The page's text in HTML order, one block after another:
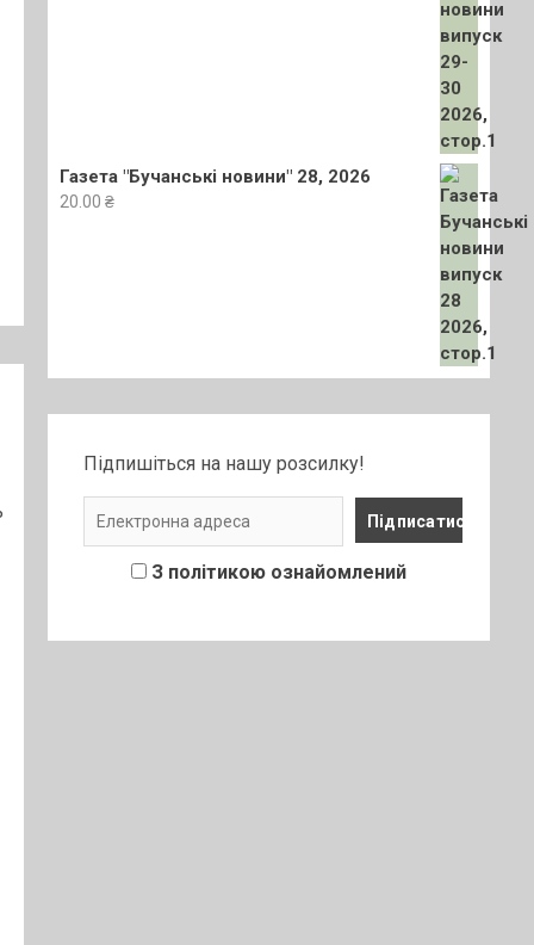
Газета "Бучанські новини" 28, 2026
20.00 ₴
Підпишіться на нашу розсилку!
З політикою ознайомлений